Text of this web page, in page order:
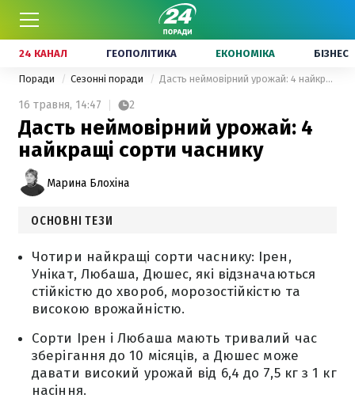
24 КАНАЛ ГЕОПОЛІТИКА ЕКОНОМІКА БІЗНЕС
Поради Сезонні поради Дасть неймовірний урожай: 4 найкращі сорти часнику
16 травня, 14:47 2
Дасть неймовірний урожай: 4
найкращі сорти часнику
Марина Блохіна
ОСНОВНІ ТЕЗИ
Чотири найкращі сорти часнику: Ірен,
Унікат, Любаша, Дюшес, які відзначаються
стійкістю до хвороб, морозостійкістю та
високою врожайністю.
Сорти Ірен і Любаша мають тривалий час
зберігання до 10 місяців, а Дюшес може
давати високий урожай від 6,4 до 7,5 кг з 1 кг
насіння.